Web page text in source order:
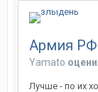
Армия
Yamato
Лучше - по их